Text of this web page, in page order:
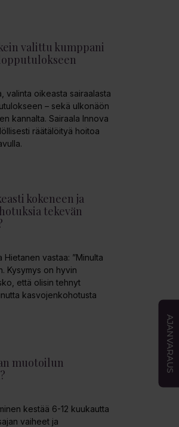
valittu kumppani
valinta oikeasta sairaalasta
– sekä ulkonäön
kannalta. Sairaala Innova
räätälöityä hoitoa
kokeneen ja
tekevän
Hietanen vastaa: ”Minulta
Kysymys on hyvin
että olisin tehnyt
kasvojenkohotusta
muotoilun
kestää 6-12 kuukautta
vaiheet ja
AJANVARAUS